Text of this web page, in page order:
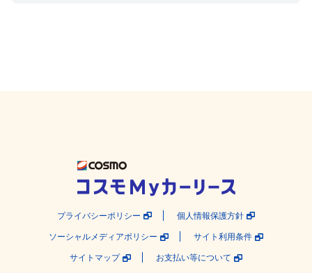
プライバシーポリシー 個人情報保護方針
ソーシャルメディアポリシー サイト利用条件
サイトマップ お支払い等について